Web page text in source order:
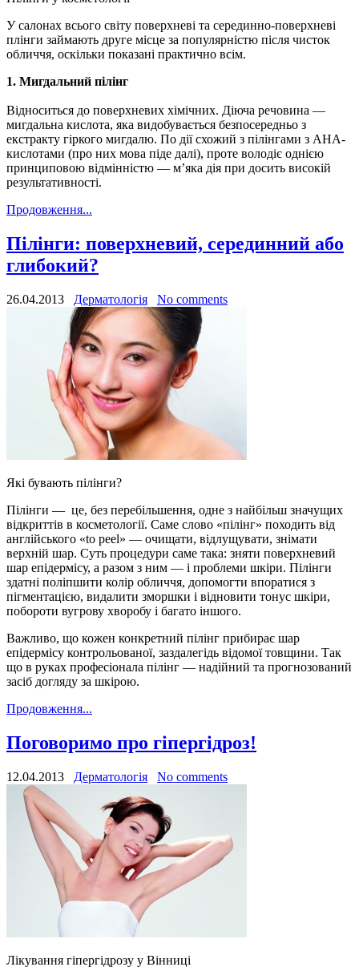
У салонах всього світу поверхневі та серединно-поверхневі
плінги займають друге місце за популярністю після чисток
обличчя, оскільки показані практично всім.
1. Мигдальний пілінг
Відноситься до поверхневих хімічних. Діюча речовина —
мигдальна кислота, яка видобувається безпосередньо з
екстракту гіркого мигдалю. По дії схожий з пілінгами з АНА-
кислотами (про них мова піде далі), проте володіє однією
принциповою відмінністю — м’яка дія при досить високій
результативності.
Продовження...
Пілінги: поверхневий, серединний або
глибокий?
26.04.2013 Дерматологія No comments
Які бувають пілінги?
Пілінги — це, без перебільшення, одне з найбільш значущих
відкриттів в косметології. Саме слово «пілінг» походить від
англійського «to peel» — очищати, відлущувати, знімати
верхній шар. Суть процедури саме така: зняти поверхневий
шар епідермісу, а разом з ним — і проблеми шкіри. Пілінги
здатні поліпшити колір обличчя, допомогти впоратися з
пігментацією, видалити зморшки і відновити тонус шкіри,
побороти вугрову хворобу і багато іншого.
Важливо, що кожен конкретний пілінг прибирає шар
епідермісу контрольованої, заздалегідь відомої товщини. Так
що в руках професіонала пілінг — надійний та прогнозований
засіб догляду за шкірою.
Продовження...
Поговоримо про гіпергідроз!
12.04.2013 Дерматологія No comments
Лікування гіпергідрозу у Вінниці